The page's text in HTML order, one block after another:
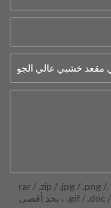
يدعم فقط .rar / .zip / .jpg / .png /
.gif / .doc / .xls / .pdf ، بحد أقصى